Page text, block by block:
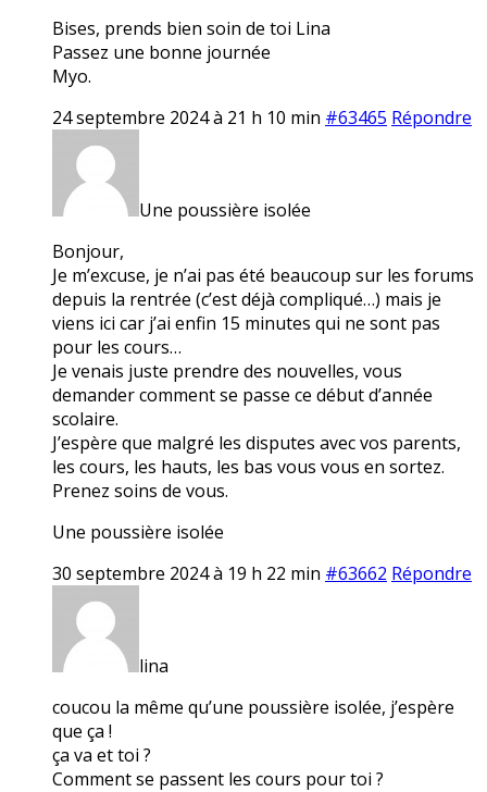
Bises, prends bien soin de toi Lina
Passez une bonne journée
Myo.
24 septembre 2024 à 21 h 10 min #63465 Répondre
Une poussière isolée
Bonjour,
Je m’excuse, je n’ai pas été beaucoup sur les forums
depuis la rentrée (c’est déjà compliqué…) mais je
viens ici car j’ai enfin 15 minutes qui ne sont pas
pour les cours…
Je venais juste prendre des nouvelles, vous
demander comment se passe ce début d’année
scolaire.
J’espère que malgré les disputes avec vos parents,
les cours, les hauts, les bas vous vous en sortez.
Prenez soins de vous.
Une poussière isolée
30 septembre 2024 à 19 h 22 min #63662 Répondre
lina
coucou la même qu’une poussière isolée, j’espère
que ça !
ça va et toi ?
Comment se passent les cours pour toi ?